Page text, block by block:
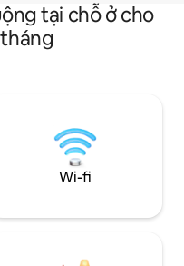
tại chỗ ở cho
Wi-fi